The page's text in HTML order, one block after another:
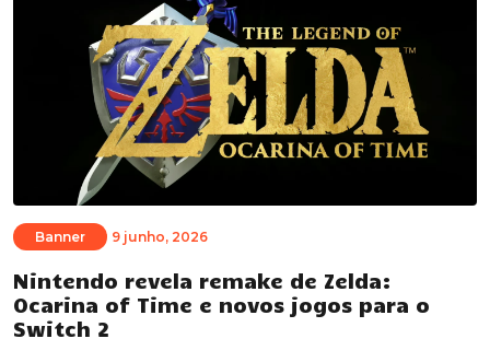
Banner 9 junho, 2026
Nintendo revela remake de Zelda:
Ocarina of Time e novos jogos para o
Switch 2